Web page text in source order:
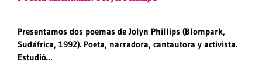
Presentamos dos poemas de Jolyn Phillips (Blompark,
Sudáfrica, 1992). Poeta, narradora, cantautora y activista.
Estudió…